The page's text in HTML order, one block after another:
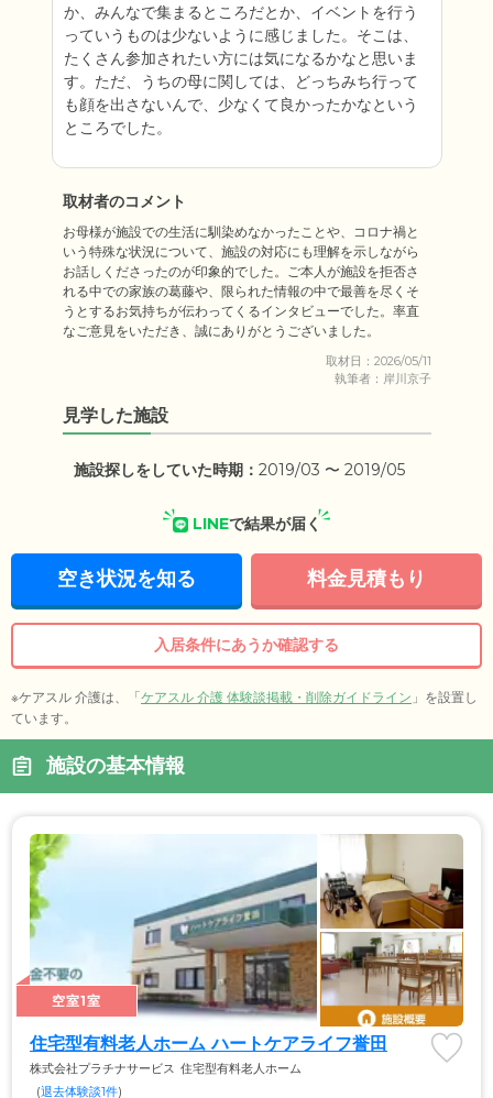
か、みんなで集まるところだとか、イベントを行う
っていうものは少ないように感じました。そこは、
たくさん参加されたい方には気になるかなと思いま
す。ただ、うちの母に関しては、どっちみち行って
も顔を出さないんで、少なくて良かったかなという
ところでした。
取材者のコメント
お母様が施設での生活に馴染めなかったことや、コロナ禍と
いう特殊な状況について、施設の対応にも理解を示しながら
お話しくださったのが印象的でした。ご本人が施設を拒否さ
れる中での家族の葛藤や、限られた情報の中で最善を尽くそ
うとするお気持ちが伝わってくるインタビューでした。率直
なご意見をいただき、誠にありがとうございました。
取材日：2026/05/11
執筆者：岸川京子
見学した施設
施設探しをしていた時期： 2019/03 〜 2019/05
LINEで結果が届く
空き状況を知る 料金見積もり
入居条件にあうか確認する
※ケアスル 介護は、「ケアスル 介護 体験談掲載・削除ガイドライン 」を設置し
ています。
施設の基本情報
空室1室
住宅型有料老人ホーム ハートケアライフ誉田
株式会社プラチナサービス 住宅型有料老人ホーム
(退去体験談1件)